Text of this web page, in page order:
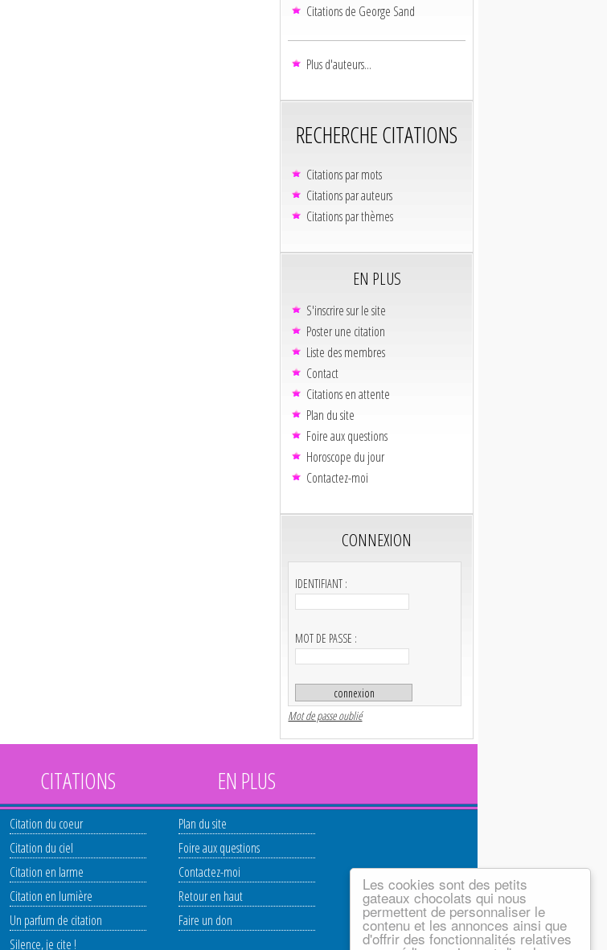
Les cookies sont des petits
gateaux chocolats qui nous
permettent de personnaliser le
contenu et les annonces ainsi que
d'offrir des fonctionnalités relatives
Citations de George Sand
Plus d'auteurs...
RECHERCHE CITATIONS
Citations par mots
Citations par auteurs
Citations par thèmes
EN PLUS
S'inscrire sur le site
Poster une citation
Liste des membres
Contact
Citations en attente
Plan du site
Foire aux questions
Horoscope du jour
Contactez-moi
CONNEXION
IDENTIFIANT :
MOT DE PASSE :
Mot de passe oublié
CITATIONS
Citation du coeur
Citation du ciel
Citation en larme
Citation en lumière
Un parfum de citation
Silence, je cite !
EN PLUS
Plan du site
Foire aux questions
Contactez-moi
Retour en haut
Faire un don